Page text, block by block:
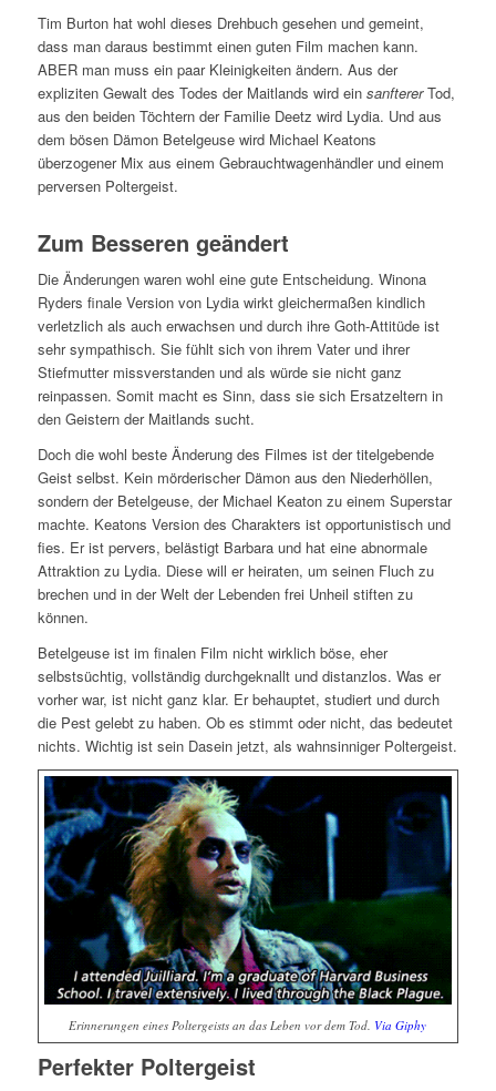
Tim Burton hat wohl dieses Drehbuch gesehen und gemeint,
dass man daraus bestimmt einen guten Film machen kann.
ABER man muss ein paar Kleinigkeiten ändern. Aus der
expliziten Gewalt des Todes der Maitlands wird ein sanftererTod,
aus den beiden Töchtern der Familie Deetz wird Lydia. Und aus
dem bösen Dämon Betelgeuse wird Michael Keatons
überzogener Mix aus einem Gebrauchtwagenhändler und einem
perversen Poltergeist.
Zum Besseren geändert
Die Änderungen waren wohl eine gute Entscheidung. Winona
Ryders finale Version von Lydia wirkt gleichermaßen kindlich
verletzlich als auch erwachsen und durch ihre Goth-Attitüde ist
sehr sympathisch. Sie fühlt sich von ihrem Vater und ihrer
Stiefmutter missverstanden und als würde sie nicht ganz
reinpassen. Somit macht es Sinn, dass sie sich Ersatzeltern in
den Geistern der Maitlands sucht.
Doch die wohl beste Änderung des Filmes ist der titelgebende
Geist selbst. Kein mörderischer Dämon aus den Niederhöllen,
sondern der Betelgeuse, der Michael Keaton zu einem Superstar
machte. Keatons Version des Charakters ist opportunistisch und
fies. Er ist pervers, belästigt Barbara und hat eine abnormale
Attraktion zu Lydia. Diese will er heiraten, um seinen Fluch zu
brechen und in der Welt der Lebenden frei Unheil stiften zu
können.
Betelgeuse ist im finalen Film nicht wirklich böse, eher
selbstsüchtig, vollständig durchgeknallt und distanzlos. Was er
vorher war, ist nicht ganz klar. Er behauptet, studiert und durch
die Pest gelebt zu haben. Ob es stimmt oder nicht, das bedeutet
nichts. Wichtig ist sein Dasein jetzt, als wahnsinniger Poltergeist.
Erinnerungen eines Poltergeists an das Leben vor dem Tod. Via Giphy
Perfekter Poltergeist